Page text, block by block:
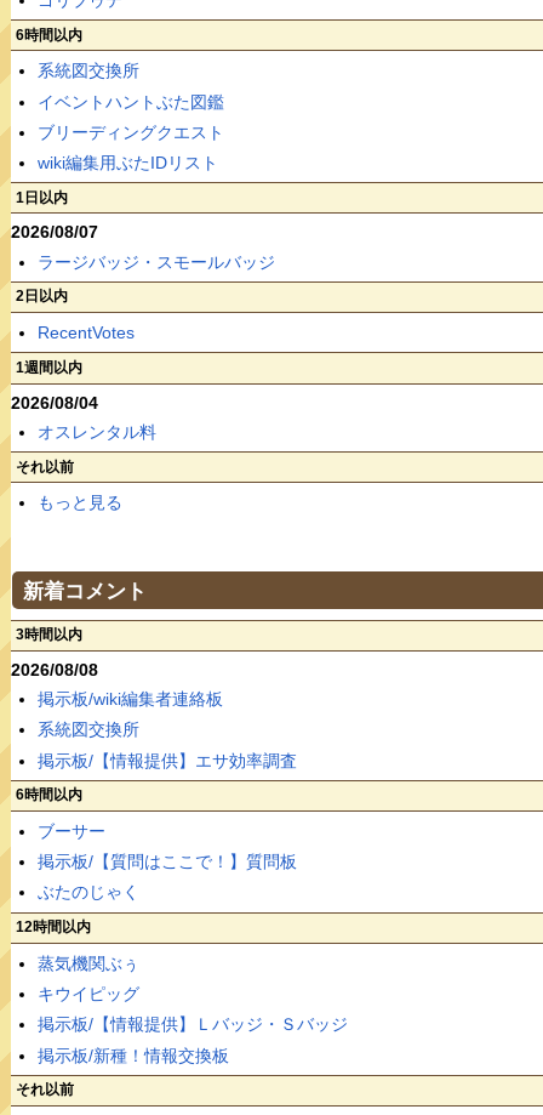
6時間以内
系統図交換所
イベントハントぶた図鑑
ブリーディングクエスト
wiki編集用ぶたIDリスト
1日以内
2026/08/07
ラージバッジ・スモールバッジ
2日以内
RecentVotes
1週間以内
2026/08/04
オスレンタル料
それ以前
もっと見る
新着コメント
3時間以内
2026/08/08
掲示板/wiki編集者連絡板
系統図交換所
掲示板/【情報提供】エサ効率調査
6時間以内
ブーサー
掲示板/【質問はここで！】質問板
ぶたのじゃく
12時間以内
蒸気機関ぶぅ
キウイピッグ
掲示板/【情報提供】Ｌバッジ・Ｓバッジ
掲示板/新種！情報交換板
それ以前